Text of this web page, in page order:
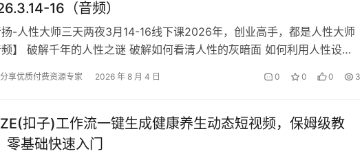
16（音频）
-人性大师三天两夜3月14-16线下课2026年，创业高手，都是人性大师
频】 破解千年的人性之谜 破解如何看清人性的灰暗面 如何利用人性设
分享优质付费资源专家 2026 年 8 月 4 日 0 0 0 3
扣子)工作流一键生成健康养生动态短视频，保姆级教
零基础快速入门